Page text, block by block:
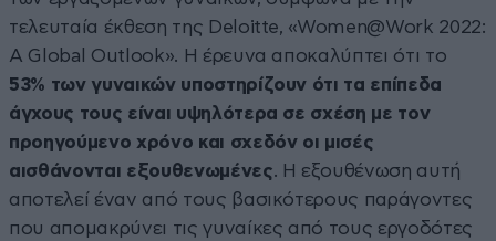
τελευταία έκθεση της Deloitte, «Women@Work 2022:
A Global Outlook». Η έρευνα αποκαλύπτει ότι το
53% των γυναικών υποστηρίζουν ότι τα επίπεδα
άγχους τους είναι υψηλότερα σε σχέση με τον
προηγούμενο χρόνο και σχεδόν οι μισές
αισθάνονται εξουθενωμένες. Η εξουθένωση αυτή
αποτελεί έναν από τους βασικότερους παράγοντες
που απομακρύνει τις γυναίκες από τους εργοδότες